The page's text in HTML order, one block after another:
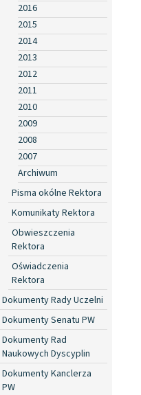
2016
2015
2014
2013
2012
2011
2010
2009
2008
2007
Archiwum
Pisma okólne Rektora
Komunikaty Rektora
Obwieszczenia
Rektora
Oświadczenia
Rektora
Dokumenty Rady Uczelni
Dokumenty Senatu PW
Dokumenty Rad
Naukowych Dyscyplin
Dokumenty Kanclerza
PW